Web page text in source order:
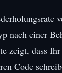
nach einer
zeigt, dass
Code